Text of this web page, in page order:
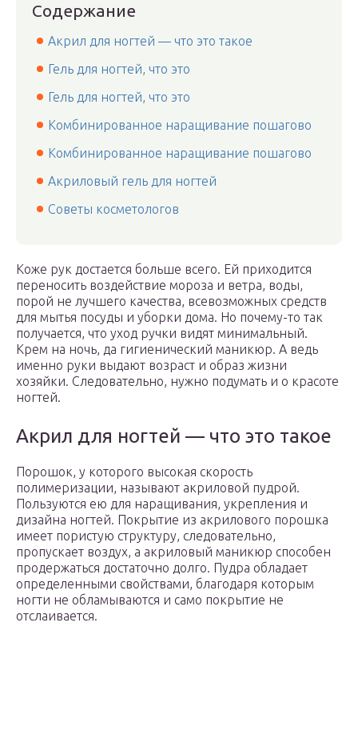
Содержание
Акрил для ногтей — что это такое
Гель для ногтей, что это
Гель для ногтей, что это
Комбинированное наращивание пошагово
Комбинированное наращивание пошагово
Акриловый гель для ногтей
Советы косметологов
Коже рук достается больше всего. Ей приходится
переносить воздействие мороза и ветра, воды,
порой не лучшего качества, всевозможных средств
для мытья посуды и уборки дома. Но почему-то так
получается, что уход ручки видят минимальный.
Крем на ночь, да гигиенический маникюр. А ведь
именно руки выдают возраст и образ жизни
хозяйки. Следовательно, нужно подумать и о красоте
ногтей.
Акрил для ногтей — что это такое
Порошок, у которого высокая скорость
полимеризации, называют акриловой пудрой.
Пользуются ею для наращивания, укрепления и
дизайна ногтей. Покрытие из акрилового порошка
имеет пористую структуру, следовательно,
пропускает воздух, а акриловый маникюр способен
продержаться достаточно долго. Пудра обладает
определенными свойствами, благодаря которым
ногти не обламываются и само покрытие не
отслаивается.